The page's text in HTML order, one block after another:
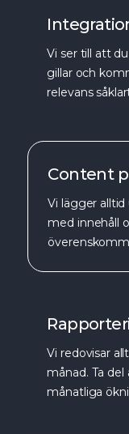
Vi ser till att
gillar och
relevans
Content
Vi lägger
med innehåll
Vi redovisar
månad. Ta del
månatliga